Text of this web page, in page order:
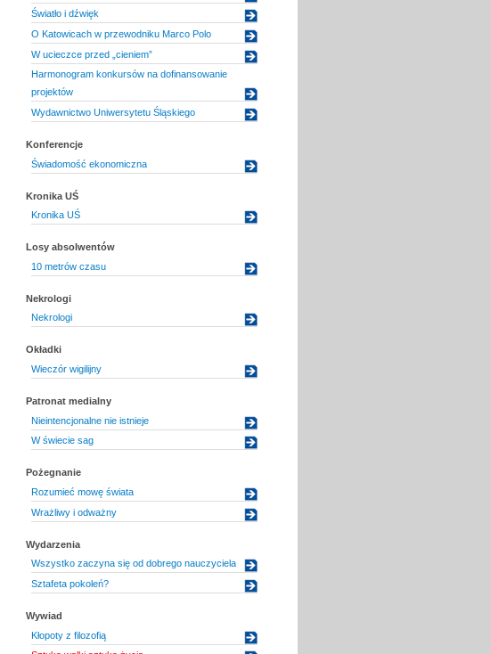
Światło i dźwięk
O Katowicach w przewodniku Marco Polo
W ucieczce przed „cieniem”
Harmonogram konkursów na dofinansowanie
projektów
Wydawnictwo Uniwersytetu Śląskiego
Konferencje
Świadomość ekonomiczna
Kronika UŚ
Kronika UŚ
Losy absolwentów
10 metrów czasu
Nekrologi
Nekrologi
Okładki
Wieczór wigilijny
Patronat medialny
Nieintencjonalne nie istnieje
W świecie sag
Pożegnanie
Rozumieć mowę świata
Wrażliwy i odważny
Wydarzenia
Wszystko zaczyna się od dobrego nauczyciela
Sztafeta pokoleń?
Wywiad
Kłopoty z filozofią